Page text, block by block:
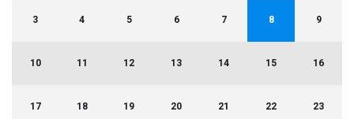
3 4 5 6 7 8 9
10 11 12 13 14 15 16
17 18 19 20 21 22 23